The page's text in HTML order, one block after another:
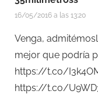
16/05/2016 a las 13:20
Venga,
mejor que podría
https://t.co/
https://t.co/